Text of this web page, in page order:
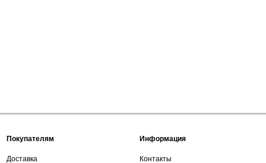
Покупателям
Доставка
Информация
Контакты